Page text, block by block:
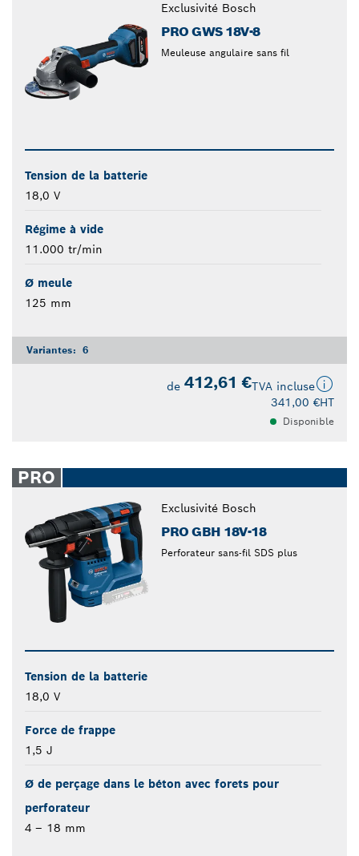
Exclusivité Bosch
PRO GWS 18V-8
Meuleuse angulaire sans fil
Tension de la batterie
18,0 V
Régime à vide
11.000 tr/min
Ø meule
125 mm
Variantes: 6
de 412,61 €TVA incluse
341,00 €HT
Disponible
PRO
Exclusivité Bosch
PRO GBH 18V-18
Perforateur sans-fil SDS plus
Tension de la batterie
18,0 V
Force de frappe
1,5 J
Ø de perçage dans le béton avec forets pour
perforateur
4 – 18 mm